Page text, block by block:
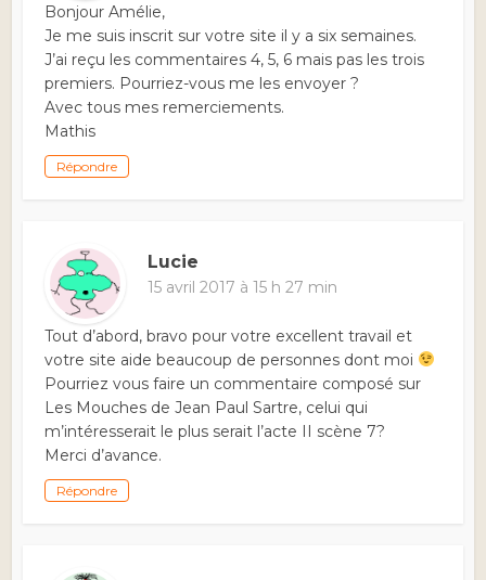
Bonjour Amélie,
Je me suis inscrit sur votre site il y a six semaines.
J’ai reçu les commentaires 4, 5, 6 mais pas les trois
premiers. Pourriez-vous me les envoyer ?
Avec tous mes remerciements.
Mathis
Répondre
Lucie
15 avril 2017 à 15 h 27 min
Tout d’abord, bravo pour votre excellent travail et
votre site aide beaucoup de personnes dont moi
Pourriez vous faire un commentaire composé sur
Les Mouches de Jean Paul Sartre, celui qui
m’intéresserait le plus serait l’acte II scène 7?
Merci d’avance.
Répondre